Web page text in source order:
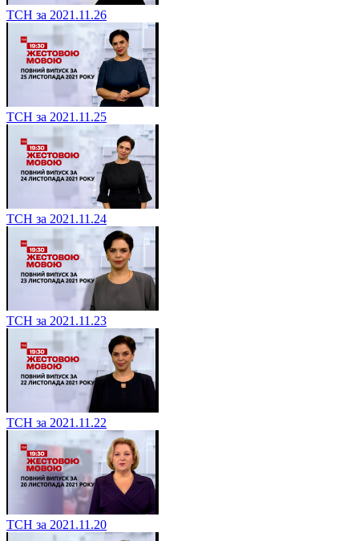
ТСН за 2021.11.26
ТСН за 2021.11.25
ТСН за 2021.11.24
ТСН за 2021.11.23
ТСН за 2021.11.22
ТСН за 2021.11.20